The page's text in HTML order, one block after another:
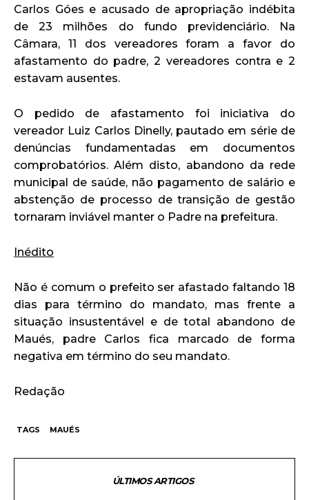
Carlos Góes e acusado de apropriação indébita
de 23 milhões do fundo previdenciário. Na
Câmara, 11 dos vereadores foram a favor do
afastamento do padre, 2 vereadores contra e 2
estavam ausentes.
O pedido de afastamento foi iniciativa do
vereador Luiz Carlos Dinelly, pautado em série de
denúncias fundamentadas em documentos
comprobatórios. Além disto, abandono da rede
municipal de saúde, não pagamento de salário e
abstenção de processo de transição de gestão
tornaram inviável manter o Padre na prefeitura.
Inédito
Não é comum o prefeito ser afastado faltando 18
dias para término do mandato, mas frente a
situação insustentável e de total abandono de
Maués, padre Carlos fica marcado de forma
negativa em término do seu mandato.
Redação
TAGS MAUÉS
ÚLTIMOS ARTIGOS